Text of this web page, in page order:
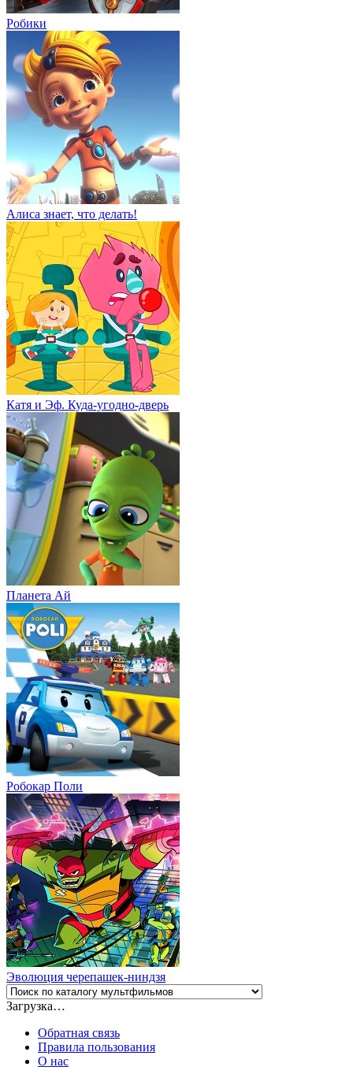
Робики
Алиса знает, что делать!
Катя и Эф. Куда-угодно-дверь
Планета Aй
Робокар Поли
Эволюция черепашек-ниндзя
Загрузка…
Обратная связь
Правила пользования
О нас